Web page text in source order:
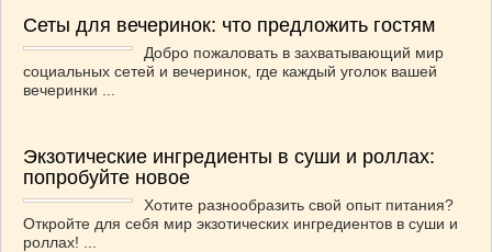
Сеты для вечеринок: что предложить гостям
Добро пожаловать в захватывающий мир
социальных сетей и вечеринок, где каждый уголок вашей
вечеринки ...
Экзотические ингредиенты в суши и роллах:
попробуйте новое
Хотите разнообразить свой опыт питания?
Откройте для себя мир экзотических ингредиентов в суши и
роллах! ...